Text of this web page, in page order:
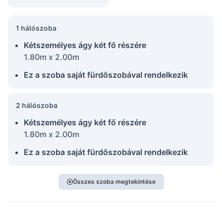
1 hálószoba
Kétszemélyes ágy két fő részére
1.80m x 2.00m
Ez a szoba saját fürdőszobával rendelkezik
2 hálószoba
Kétszemélyes ágy két fő részére
1.80m x 2.00m
Ez a szoba saját fürdőszobával rendelkezik
Összes szoba megtekintése